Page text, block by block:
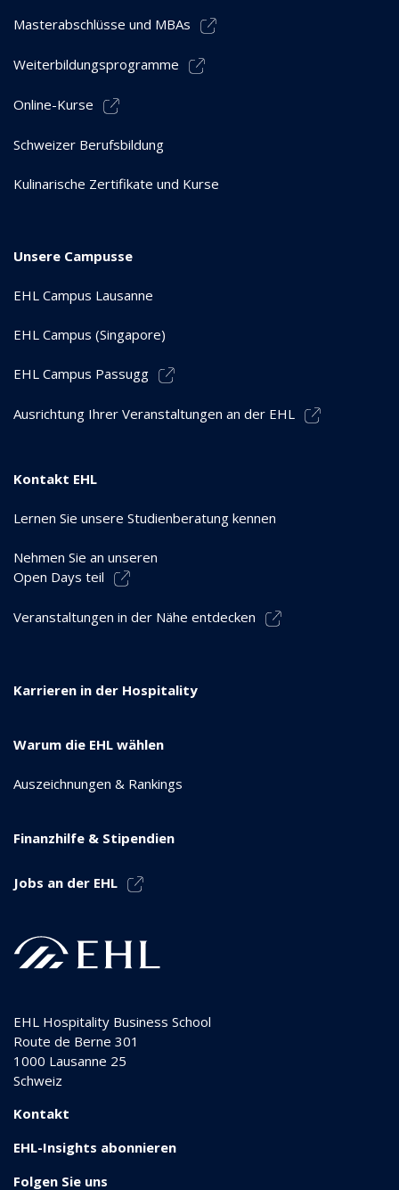
Masterabschlüsse und MBAs
Weiterbildungsprogramme
Online-Kurse
Schweizer Berufsbildung
Kulinarische Zertifikate und Kurse
Unsere Campusse
EHL Campus Lausanne
EHL Campus (Singapore)
EHL Campus Passugg
Ausrichtung Ihrer Veranstaltungen an der EHL
Kontakt EHL
Lernen Sie unsere Studienberatung kennen
Nehmen Sie an unseren
Open Days teil
Veranstaltungen in der Nähe entdecken
Karrieren in der Hospitality
Warum die EHL wählen
Auszeichnungen & Rankings
Finanzhilfe & Stipendien
Jobs an der EHL
EHL Hospitality Business School
Route de Berne 301
1000 Lausanne 25
Schweiz
Kontakt
EHL-Insights abonnieren
Folgen Sie uns